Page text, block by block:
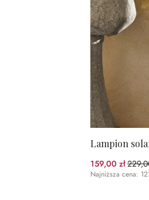
Lampion
159,00 zł
Najniższa cena: